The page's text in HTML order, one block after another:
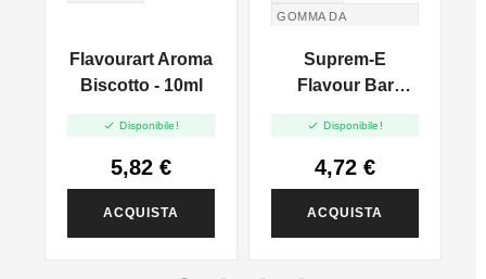
Flavourart Aroma
Biscotto - 10ml
 Disponibile!
5,82 €
ACQUISTA
GOMMA DA
Suprem-E
Flavour Bar
Gum - 10ml
 Disponibile!
4,72 €
ACQUISTA